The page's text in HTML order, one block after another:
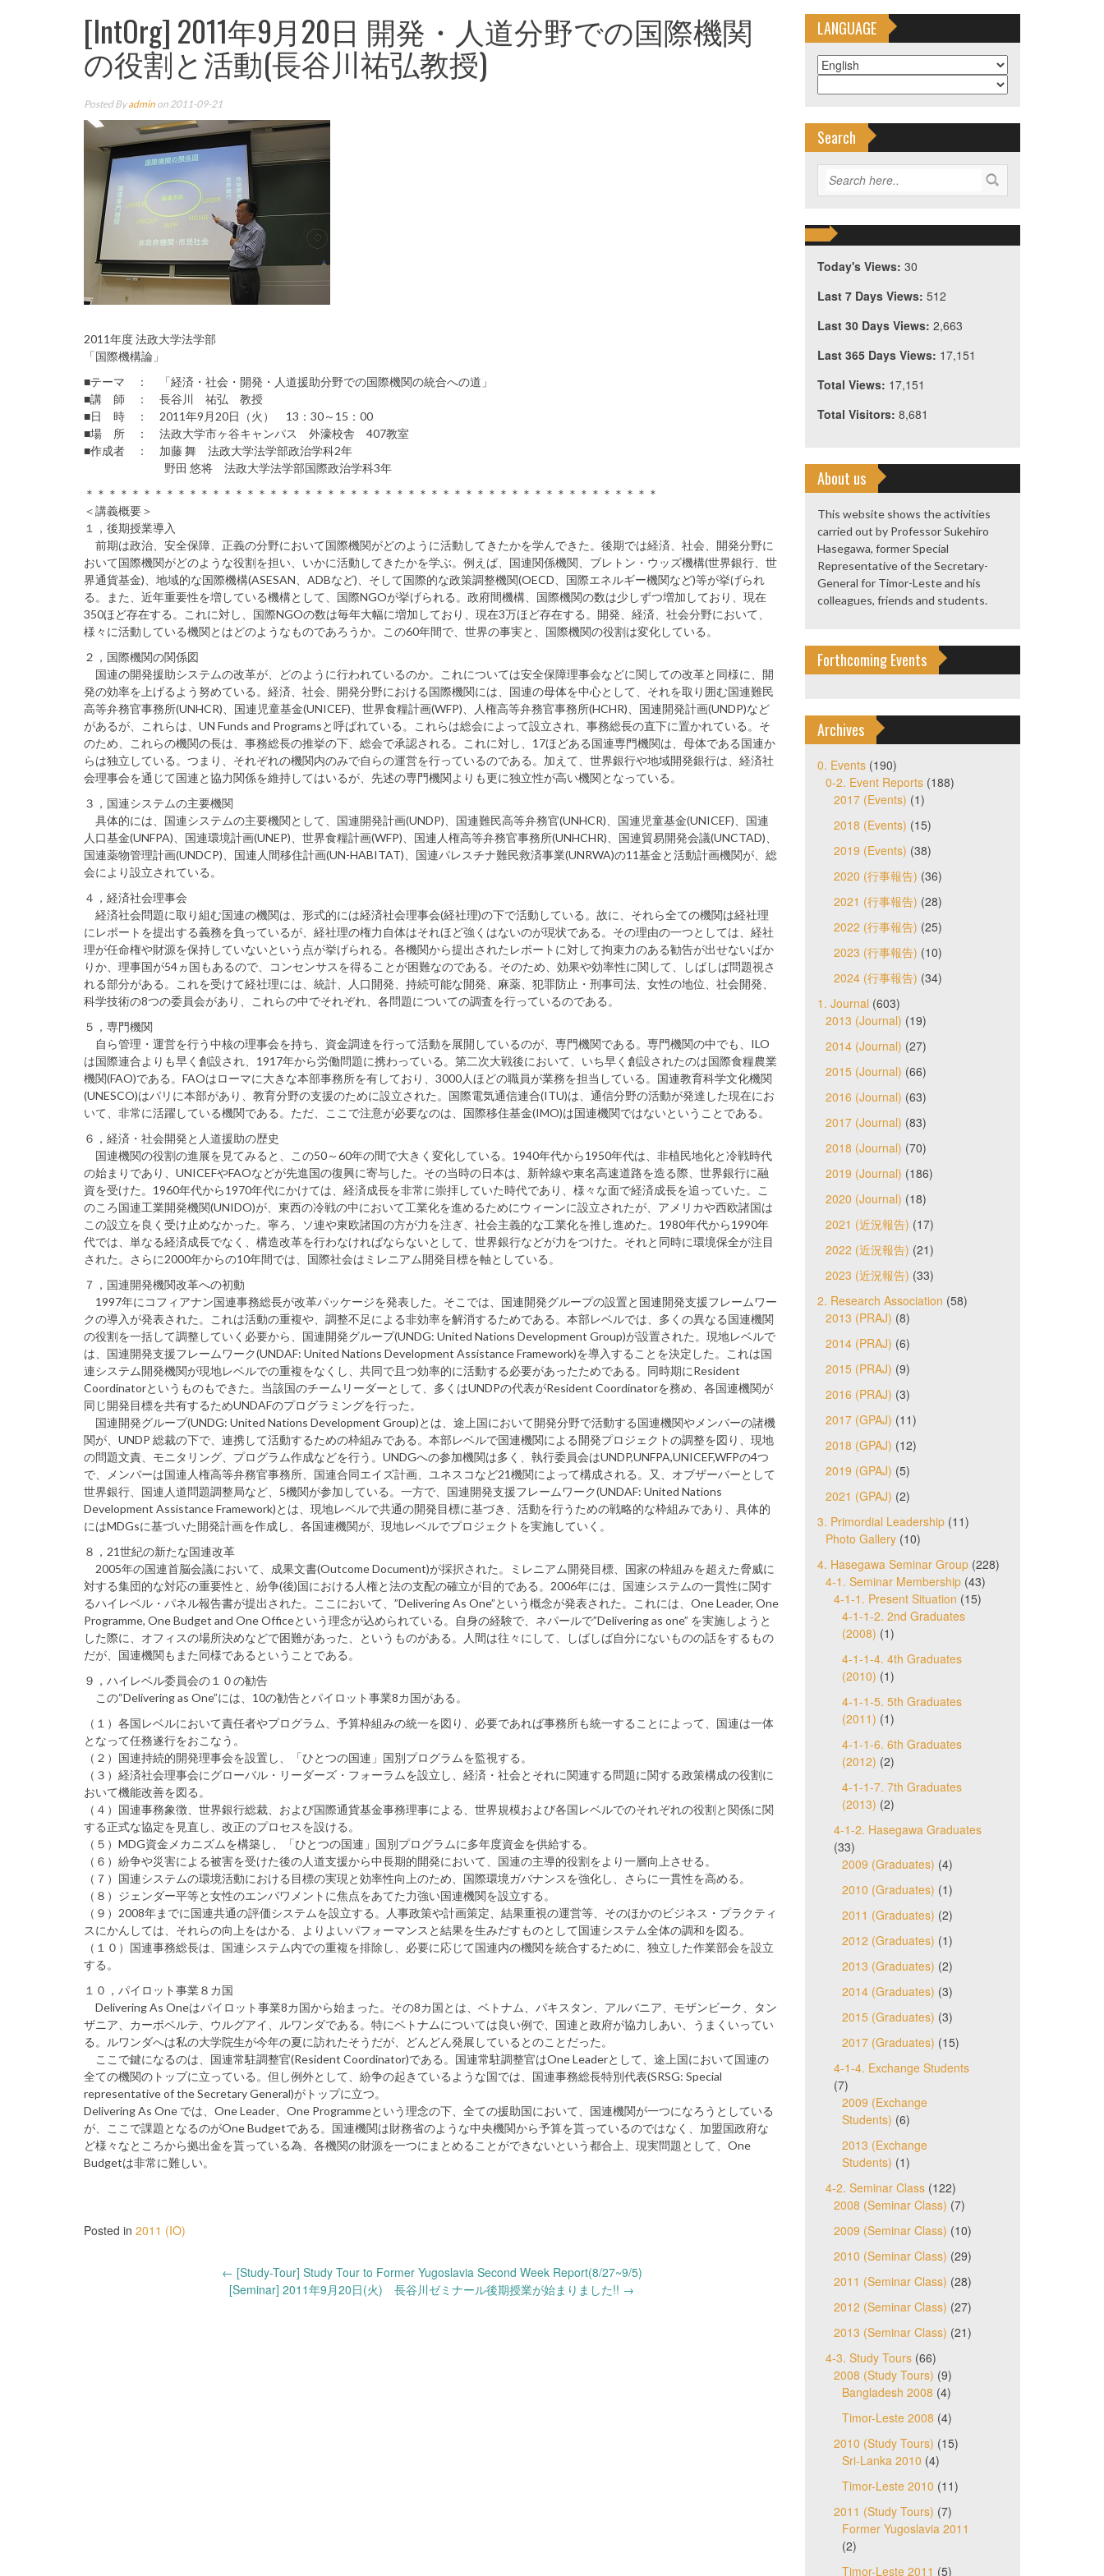
[IntOrg] 2011年9月20日 開発・人道分野での国際機関
の役割と活動(長谷川祐弘教授)
Posted Byadmin on 2011-09-21
2011年度 法政大学法学部
「国際機構論」
■テーマ ： 「経済・社会・開発・人道援助分野での国際機関の統合への道」
■講 師 ： 長谷川 祐弘 教授
■日 時 ： 2011年9月20日（火） 13：30～15：00
■場 所 ： 法政大学市ヶ谷キャンパス 外濠校舎 407教室
■作成者 ： 加藤 舞 法政大学法学部政治学科2年
野田 悠将 法政大学法学部国際政治学科3年
＊＊＊＊＊＊＊＊＊＊＊＊＊＊＊＊＊＊＊＊＊＊＊＊＊＊＊＊＊＊＊＊＊＊＊＊＊＊＊＊＊＊＊＊＊＊＊＊＊＊
＜講義概要＞
１，後期授業導入
前期は政治、安全保障、正義の分野において国際機関がどのように活動してきたかを学んできた。後期では経済、社会、開発分野に
おいて国際機関がどのような役割を担い、いかに活動してきたかを学ぶ。例えば、国連関係機関、ブレトン・ウッズ機構(世界銀行、世
界通貨基金)、地域的な国際機構(ASESAN、ADBなど)、そして国際的な政策調整機関(OECD、国際エネルギー機関など)等が挙げられ
る。また、近年重要性を増している機構として、国際NGOが挙げられる。政府間機構、国際機関の数は少しずつ増加しており、現在
350ほど存在する。これに対し、国際NGOの数は毎年大幅に増加しており、現在3万ほど存在する。開発、経済、社会分野において、
様々に活動している機関とはどのようなものであろうか。この60年間で、世界の事実と、国際機関の役割は変化している。
２，国際機関の関係図
国連の開発援助システムの改革が、どのように行われているのか。これについては安全保障理事会などに関しての改革と同様に、開
発の効率を上げるよう努めている。経済、社会、開発分野における国際機関には、国連の母体を中心として、それを取り囲む国連難民
高等弁務官事務所(UNHCR)、国連児童基金(UNICEF)、世界食糧計画(WFP)、人権高等弁務官事務所(HCHR)、国連開発計画(UNDP)など
があるが、これらは、UN Funds and Programsと呼ばれている。これらは総会によって設立され、事務総長の直下に置かれている。そ
のため、これらの機関の長は、事務総長の推挙の下、総会で承認される。これに対し、17ほどある国連専門機関は、母体である国連か
らは独立している。つまり、それぞれの機関内のみで自らの運営を行っているのである。加えて、世界銀行や地域開発銀行は、経済社
会理事会を通じて国連と協力関係を維持してはいるが、先述の専門機関よりも更に独立性が高い機関となっている。
３，国連システムの主要機関
具体的には、国連システムの主要機関として、国連開発計画(UNDP)、国連難民高等弁務官(UNHCR)、国連児童基金(UNICEF)、国連
人口基金(UNFPA)、国連環境計画(UNEP)、世界食糧計画(WFP)、国連人権高等弁務官事務所(UNHCHR)、国連貿易開発会議(UNCTAD)、
国連薬物管理計画(UNDCP)、国連人間移住計画(UN-HABITAT)、国連パレスチナ難民救済事業(UNRWA)の11基金と活動計画機関が、総
会により設立されている。
４，経済社会理事会
経済社会問題に取り組む国連の機関は、形式的には経済社会理事会(経社理)の下で活動している。故に、それら全ての機関は経社理
にレポートを提出する義務を負っているが、経社理の権力自体はそれほど強くはないのが現状である。その理由の一つとしては、経社
理が任命権や財源を保持していないという点が挙げられる。各機関から提出されたレポートに対して拘束力のある勧告が出せないばか
りか、理事国が54ヵ国もあるので、コンセンサスを得ることが困難なのである。そのため、効果や効率性に関して、しばしば問題視さ
れる部分がある。これを受けて経社理には、統計、人口開発、持続可能な開発、麻薬、犯罪防止・刑事司法、女性の地位、社会開発、
科学技術の8つの委員会があり、これらの中でそれぞれ、各問題についての調査を行っているのである。
５，専門機関
自ら管理・運営を行う中核の理事会を持ち、資金調達を行って活動を展開しているのが、専門機関である。専門機関の中でも、ILO
は国際連合よりも早く創設され、1917年から労働問題に携わっている。第二次大戦後において、いち早く創設されたのは国際食糧農業
機関(FAO)である。FAOはローマに大きな本部事務所を有しており、3000人ほどの職員が業務を担当している。国連教育科学文化機関
(UNESCO)はパリに本部があり、教育分野の支援のために設立された。国際電気通信連合(ITU)は、通信分野の活動が発達した現在にお
いて、非常に活躍している機関である。ただ、ここで注意が必要なのは、国際移住基金(IMO)は国連機関ではないということである。
６，経済・社会開発と人道援助の歴史
国連機関の役割の進展を見てみると、この50～60年の間で大きく変化している。1940年代から1950年代は、非植民地化と冷戦時代
の始まりであり、UNICEFやFAOなどが先進国の復興に寄与した。その当時の日本は、新幹線や東名高速道路を造る際、世界銀行に融
資を受けた。1960年代から1970年代にかけては、経済成長を非常に崇拝していた時代であり、様々な面で経済成長を追っていた。こ
のころ国連工業開発機関(UNIDO)が、東西の冷戦の中において工業化を進めるためにウィーンに設立されたが、アメリカや西欧諸国は
この設立を良く受け止めなかった。寧ろ、ソ連や東欧諸国の方が力を注ぎ、社会主義的な工業化を推し進めた。1980年代から1990年
代では、単なる経済成長でなく、構造改革を行わなければならないとして、世界銀行などが力をつけた。それと同時に環境保全が注目
された。さらに2000年からの10年間では、国際社会はミレニアム開発目標を軸としている。
７，国連開発機関改革への初動
1997年にコフィアナン国連事務総長が改革パッケージを発表した。そこでは、国連開発グループの設置と国連開発支援フレームワー
クの導入が発表された。これは活動の重複や、調整不足による非効率を解消するためである。本部レベルでは、多くの異なる国連機関
の役割を一括して調整していく必要から、国連開発グループ(UNDG: United Nations Development Group)が設置された。現地レベルで
は、国連開発支援フレームワーク(UNDAF: United Nations Development Assistance Framework)を導入することを決定した。これは国
連システム開発機関が現地レベルでの重複をなくし、共同で且つ効率的に活動する必要があったためである。同時期にResident
Coordinatorというものもできた。当該国のチームリーダーとして、多くはUNDPの代表がResident Coordinatorを務め、各国連機関が
同じ開発目標を共有するためUNDAFのプログラミングを行った。
国連開発グループ(UNDG: United Nations Development Group)とは、途上国において開発分野で活動する国連機関やメンバーの諸機
関が、UNDP 総裁の下で、連携して活動するための枠組みである。本部レベルで国連機関による開発プロジェクトの調整を図り、現地
の問題文責、モニタリング、プログラム作成などを行う。UNDGへの参加機関は多く、執行委員会はUNDP,UNFPA,UNICEF,WFPの4つ
で、メンバーは国連人権高等弁務官事務所、国連合同エイズ計画、ユネスコなど21機関によって構成される。又、オブザーバーとして
世界銀行、国連人道問題調整局など、5機関が参加している。一方で、国連開発支援フレームワーク(UNDAF: United Nations
Development Assistance Framework)とは、現地レベルで共通の開発目標に基づき、活動を行うための戦略的な枠組みであり、具体的
にはMDGsに基づいた開発計画を作成し、各国連機関が、現地レベルでプロジェクトを実施していく。
８，21世紀の新たな国連改革
2005年の国連首脳会議において、成果文書(Outcome Document)が採択された。ミレニアム開発目標、国家の枠組みを超えた脅威に
対する集団的な対応の重要性と、紛争(後)国における人権と法の支配の確立が目的である。2006年には、国連システムの一貫性に関す
るハイレベル・パネル報告書が提出された。ここにおいて、”Delivering As One”という概念が発表された。これには、One Leader, One
Programme, One Budget and One Officeという理念が込められている。自身の経験で、ネパールで”Delivering as one” を実施しようと
した際に、オフィスの場所決めなどで困難があった、というものがある。人間は往々にして、しばしば自分にないものの話をするもの
だが、国連機関もまた同様であるということである。
９，ハイレベル委員会の１０の勧告
この“Delivering as One”には、10の勧告とパイロット事業8カ国がある。
（１）各国レベルにおいて責任者やプログラム、予算枠組みの統一を図り、必要であれば事務所も統一することによって、国連は一体
となって任務遂行をおこなう。
（２）国連持続的開発理事会を設置し、「ひとつの国連」国別プログラムを監視する。
（３）経済社会理事会にグローバル・リーダーズ・フォーラムを設立し、経済・社会とそれに関連する問題に関する政策構成の役割に
おいて機能改善を図る。
（４）国連事務象徴、世界銀行総裁、および国際通貨基金事務理事による、世界規模および各国レベルでのそれぞれの役割と関係に関
する正式な協定を見直し、改正のプロセスを設ける。
（５）MDG資金メカニズムを構築し、「ひとつの国連」国別プログラムに多年度資金を供給する。
（６）紛争や災害による被害を受けた後の人道支援から中長期的開発において、国連の主導的役割をより一層向上させる。
（７）国連システムの環境活動における目標の実現と効率性向上のため、国際環境ガバナンスを強化し、さらに一貫性を高める。
（８）ジェンダー平等と女性のエンパワメントに焦点をあてた力強い国連機関を設立する。
（９）2008年までに国連共通の評価システムを設立する。人事政策や計画策定、結果重視の運営等、そのほかのビジネス・プラクティ
スにかんしては、それらの向上をはかる、よりよいパフォーマンスと結果を生みだすものとして国連システム全体の調和を図る。
（１０）国連事務総長は、国連システム内での重複を排除し、必要に応じて国連内の機関を統合するために、独立した作業部会を設立
する。
１０，パイロット事業８カ国
Delivering As Oneはパイロット事業8カ国から始まった。その8カ国とは、ベトナム、パキスタン、アルバニア、モザンビーク、タン
ザニア、カーボベルテ、ウルグアイ、ルワンダである。特にベトナムについては良い例で、国連と政府が協力しあい、うまくいってい
る。ルワンダへは私の大学院生が今年の夏に訪れたそうだが、どんどん発展しているとのことだった。
ここで鍵になるのは、国連常駐調整官(Resident Coordinator)である。国連常駐調整官はOne Leaderとして、途上国において国連の
全ての機関のトップに立っている。但し例外として、紛争の起きているような国では、国連事務総長特別代表(SRSG: Special
representative of the Secretary General)がトップに立つ。
Delivering As One では、One Leader、One Programmeという理念の下、全ての援助国において、国連機関が一つになろうとしている
が、ここで課題となるのがOne Budgetである。国連機関は財務省のような中央機関から予算を貰っているのではなく、加盟国政府な
ど様々なところから拠出金を貰っている為、各機関の財源を一つにまとめることができないという都合上、現実問題として、One
Budgetは非常に難しい。
Posted in 2011 (IO)
← [Study-Tour] Study Tour to Former Yugoslavia Second Week Report(8/27~9/5)
[Seminar] 2011年9月20日(火) 長谷川ゼミナール後期授業が始まりました!! →
LANGUAGE
Search
Today's Views: 30
Last 7 Days Views: 512
Last 30 Days Views: 2,663
Last 365 Days Views: 17,151
Total Views: 17,151
Total Visitors: 8,681
About us
This website shows the activities
carried out by Professor Sukehiro
Hasegawa, former Special
Representative of the Secretary-
General for Timor-Leste and his
colleagues, friends and students.
Forthcoming Events
Archives
0. Events(190)
0-2. Event Reports(188)
2017 (Events) (1)
2018 (Events) (15)
2019 (Events) (38)
2020 (行事報告) (36)
2021 (行事報告) (28)
2022 (行事報告) (25)
2023 (行事報告) (10)
2024 (行事報告) (34)
1. Journal (603)
2013 (Journal) (19)
2014 (Journal) (27)
2015 (Journal) (66)
2016 (Journal) (63)
2017 (Journal) (83)
2018 (Journal) (70)
2019 (Journal) (186)
2020 (Journal) (18)
2021 (近況報告) (17)
2022 (近況報告) (21)
2023 (近況報告) (33)
2. Research Association (58)
2013 (PRAJ) (8)
2014 (PRAJ) (6)
2015 (PRAJ) (9)
2016 (PRAJ) (3)
2017 (GPAJ) (11)
2018 (GPAJ) (12)
2019 (GPAJ) (5)
2021 (GPAJ) (2)
3. Primordial Leadership(11)
Photo Gallery(10)
4. Hasegawa Seminar Group(228)
4-1. Seminar Membership(43)
4-1-1. Present Situation (15)
4-1-1-2. 2nd Graduates
(2008) (1)
4-1-1-4. 4th Graduates
(2010) (1)
4-1-1-5. 5th Graduates
(2011) (1)
4-1-1-6. 6th Graduates
(2012) (2)
4-1-1-7. 7th Graduates
(2013) (2)
4-1-2. Hasegawa Graduates
(33)
2009 (Graduates) (4)
2010 (Graduates) (1)
2011 (Graduates) (2)
2012 (Graduates) (1)
2013 (Graduates) (2)
2014 (Graduates) (3)
2015 (Graduates) (3)
2017 (Graduates) (15)
4-1-4. Exchange Students
(7)
2009 (Exchange
Students) (6)
2013 (Exchange
Students) (1)
4-2. Seminar Class(122)
2008 (Seminar Class) (7)
2009 (Seminar Class) (10)
2010 (Seminar Class) (29)
2011 (Seminar Class) (28)
2012 (Seminar Class) (27)
2013 (Seminar Class) (21)
4-3. Study Tours(66)
2008 (Study Tours) (9)
Bangladesh 2008 (4)
Timor-Leste 2008 (4)
2010 (Study Tours) (15)
Sri-Lanka 2010 (4)
Timor-Leste 2010 (11)
2011 (Study Tours) (7)
Former Yugoslavia 2011
(2)
Timor-Leste 2011 (5)